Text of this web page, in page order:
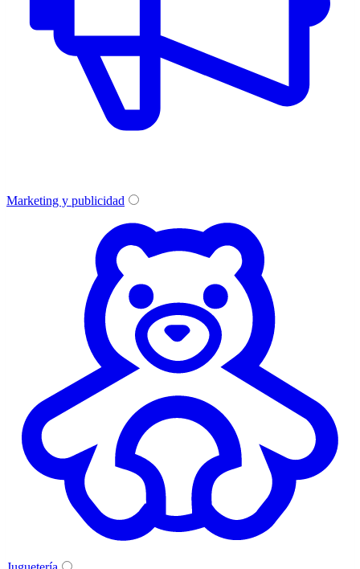
Marketing y publicidad